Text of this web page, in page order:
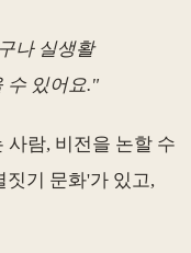
나 실생활
수 있어요."
사람, 비전을 논할 수
짓기 문화'가 있고,